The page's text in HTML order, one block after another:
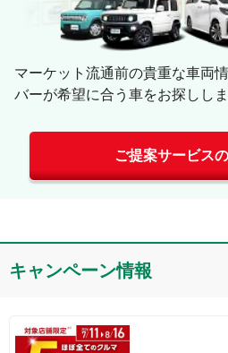
マーケット流通前の貴重な車両
バーが希望に合う車をお探ししま
ご提案サービス
キャンペーン情報